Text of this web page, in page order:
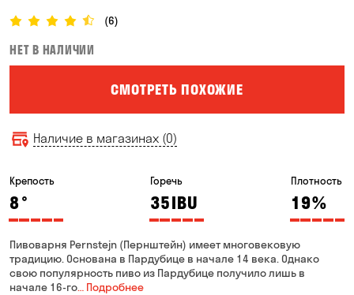
(6)
НЕТ В НАЛИЧИИ
СМОТРЕТЬ ПОХОЖИЕ
Наличие в магазинах (0)
Крепость
8°
Горечь
35IBU
Плотность
19%
Пивоварня Pernstejn (Пернштейн) имеет многовековую
традицию. Основана в Пардубице в начале 14 века. Однако
свою популярность пиво из Пардубице получило лишь в
начале 16-го… Подробнее